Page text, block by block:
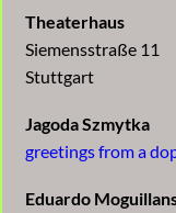
Theaterhaus
Siemensstraße 11
Stuttgart
Jagoda Szmytka
greetings from a
Eduardo